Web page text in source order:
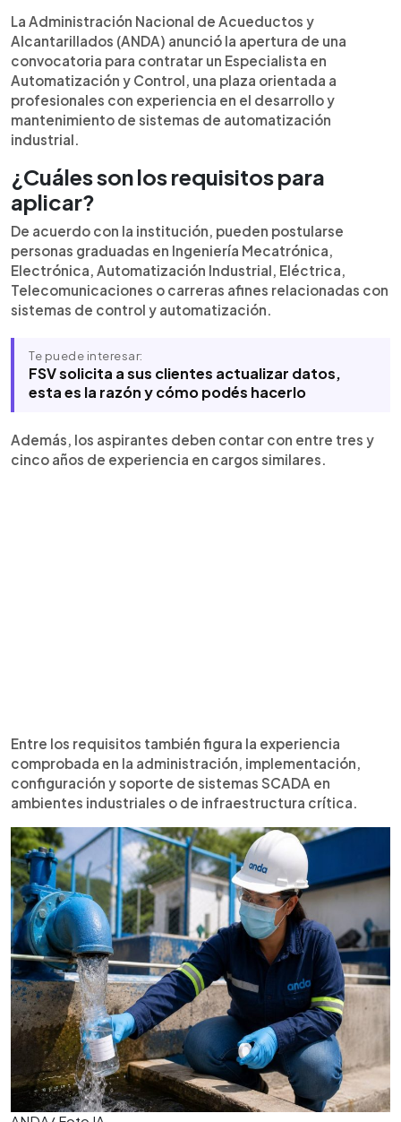
► Escuchar artículo
La Administración Nacional de Acueductos y
Alcantarillados (ANDA) abrió una convocatoria
para contratar un Especialista en Automatización y
Control. La plaza está dirigida a profesionales
graduados en ingenierías como Mecatrónica,
Electrónica, Automatización Industrial, Eléctrica o
Telecomunicaciones, con entre tres y cinco años
de experiencia y conocimientos en sistemas
SCADA. La persona seleccionada coordinará
actividades de mantenimiento, implementación y
mejora de los sistemas de automatización junto a
las áreas de Operaciones y Saneamiento. Los
interesados pueden postularse en
https://aspirantes.anda.gob.sv/. La fecha límite
para aplicar es el 8 de julio de 2026.
La Administración Nacional de Acueductos y
Alcantarillados (ANDA) anunció la apertura de una
convocatoria para contratar un Especialista en
Automatización y Control, una plaza orientada a
profesionales con experiencia en el desarrollo y
mantenimiento de sistemas de automatización
industrial.
¿Cuáles son los requisitos para
aplicar?
De acuerdo con la institución, pueden postularse
personas graduadas en Ingeniería Mecatrónica,
Electrónica, Automatización Industrial, Eléctrica,
Telecomunicaciones o carreras afines relacionadas con
sistemas de control y automatización.
Te puede interesar:
FSV solicita a sus clientes actualizar datos,
esta es la razón y cómo podés hacerlo
Además, los aspirantes deben contar con entre tres y
cinco años de experiencia en cargos similares.
Entre los requisitos también figura la experiencia
comprobada en la administración, implementación,
configuración y soporte de sistemas SCADA en
ambientes industriales o de infraestructura crítica.